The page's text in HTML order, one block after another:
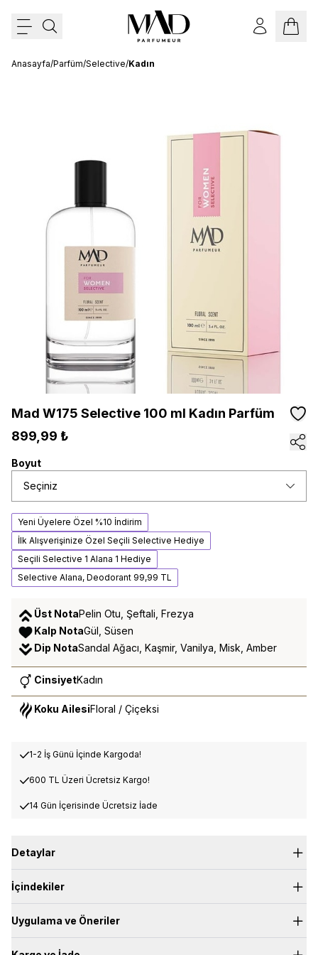
Anasayfa/Parfüm/Selective/Kadın
Mad W175 Selective 100 ml Kadın Parfüm
899,99 ₺
Boyut
Seçiniz
Yeni Üyelere Özel %10 İndirim
İlk Alışverişinize Özel Seçili Selective Hediye
Seçili Selective 1 Alana 1 Hediye
Selective Alana, Deodorant 99,99 TL
Üst NotaPelin Otu, Şeftali, Frezya
Kalp NotaGül, Süsen
Dip NotaSandal Ağacı, Kaşmir, Vanilya, Misk, Amber
CinsiyetKadın
Koku AilesiFloral / Çiçeksi
1-2 İş Günü İçinde Kargoda!
600 TL Üzeri Ücretsiz Kargo!
14 Gün İçerisinde Ücretsiz İade
Detaylar
Kalp Nota:
Dip Nota:Sandal Ağacı, Kaşmir, Vanilya, Misk, Amber
İçindekiler
Uygulama ve Öneriler